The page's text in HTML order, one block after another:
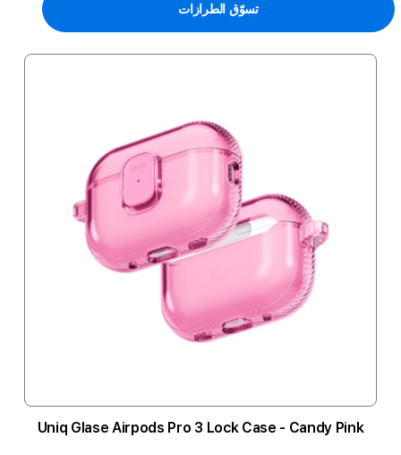
تسوّق الطرازات
Uniq Glase Airpods Pro 3 Lock Case - Candy Pink